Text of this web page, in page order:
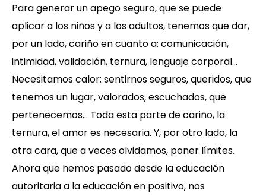
Para generar un apego seguro, que se puede
aplicar a los niños y a los adultos, tenemos que dar,
por un lado, cariño en cuanto a: comunicación,
intimidad, validación, ternura, lenguaje corporal…
Necesitamos calor: sentirnos seguros, queridos, que
tenemos un lugar, valorados, escuchados, que
pertenecemos… Toda esta parte de cariño, la
ternura, el amor es necesaria. Y, por otro lado, la
otra cara, que a veces olvidamos, poner límites.
Ahora que hemos pasado desde la educación
autoritaria a la educación en positivo, nos